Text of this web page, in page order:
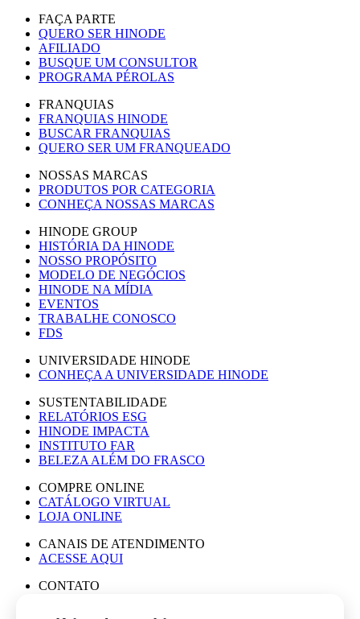
FAÇA PARTE
QUERO SER HINODE
AFILIADO
BUSQUE UM CONSULTOR
PROGRAMA PÉROLAS
FRANQUIAS
FRANQUIAS HINODE
BUSCAR FRANQUIAS
QUERO SER UM FRANQUEADO
NOSSAS MARCAS
PRODUTOS POR CATEGORIA
CONHEÇA NOSSAS MARCAS
HINODE GROUP
HISTÓRIA DA HINODE
NOSSO PROPÓSITO
MODELO DE NEGÓCIOS
HINODE NA MÍDIA
EVENTOS
TRABALHE CONOSCO
FDS
UNIVERSIDADE HINODE
CONHEÇA A UNIVERSIDADE HINODE
SUSTENTABILIDADE
RELATÓRIOS ESG
HINODE IMPACTA
INSTITUTO FAR
BELEZA ALÉM DO FRASCO
COMPRE ONLINE
CATÁLOGO VIRTUAL
LOJA ONLINE
CANAIS DE ATENDIMENTO
ACESSE AQUI
CONTATO
TRABALHE CONOSCO